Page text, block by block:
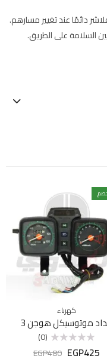
دائمًا عند تغيير مسارهم.
السلامة على الطريق.
كهرباء
موتوسيكل هوجن 3
التقييم
(0)
EGP425
EGP480